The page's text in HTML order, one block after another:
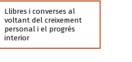
Llibres i converses al
voltant del creixement
personal i el progrés
interior